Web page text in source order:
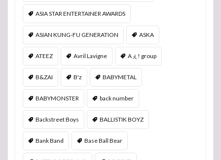
ASIA STAR ENTERTAINER AWARDS
ASIAN KUNG-FU GENERATION ASKA
ATEEZ Avril Lavigne Aぇ! group
B&ZAI B'z BABYMETAL
BABYMONSTER back number
Backstreet Boys BALLISTIK BOYZ
Bank Band Base Ball Bear